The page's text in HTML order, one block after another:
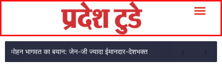
मोहन भागवत का बयान: जेन-जी ज्यादा ईमानदार-देशभक्त